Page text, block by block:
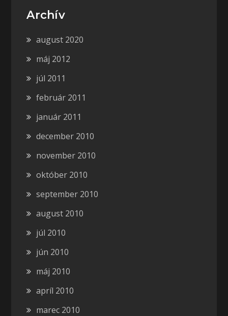
Archív
august 2020
máj 2012
júl 2011
február 2011
január 2011
december 2010
november 2010
október 2010
september 2010
august 2010
júl 2010
jún 2010
máj 2010
apríl 2010
marec 2010